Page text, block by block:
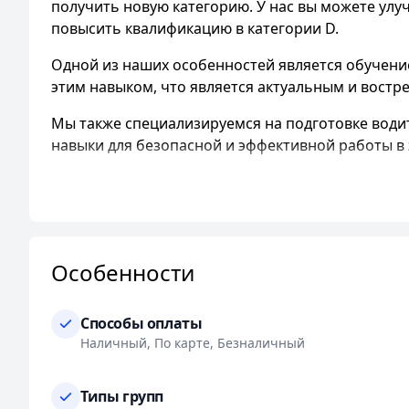
получить новую категорию. У нас вы можете
повысить квалификацию в категории D.
Одной из наших особенностей является
этим навыком, что является актуальным и
Мы также специализируемся на подготовке
навыки для безопасной и эффективной работы в
Для комфортного и эффективного обучения мы
Мы проводим занятия на трех учебных
адресам: ул. Бехтерева 8 и 1-й п.Боровая.
Мы гарантируем индивидуальный подход к
занятий, включая утренние, вечерние и
Особенности
Способы оплаты
Наличный, По карте, Безналичный
Типы групп